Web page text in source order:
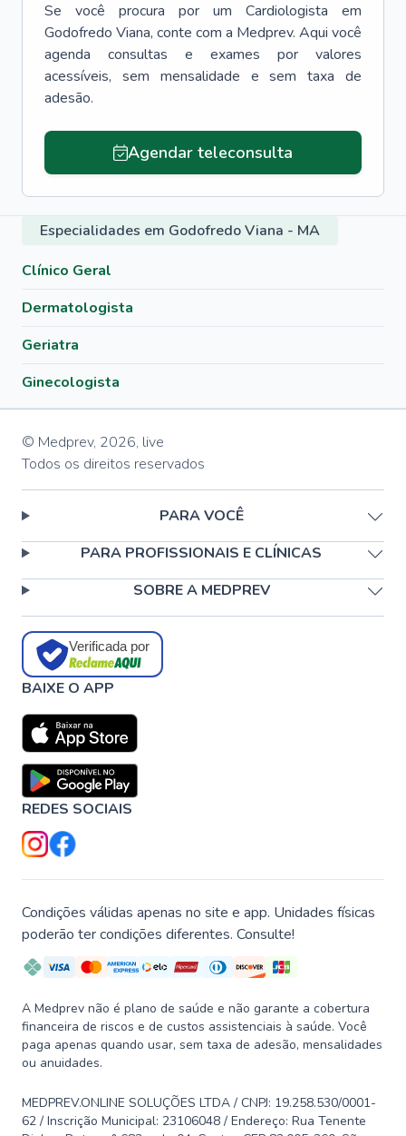
Se você procura por um Cardiologista
em
Godofredo Viana, conte com a Medprev. Aqui você
agenda consultas e exames por valores
acessíveis, sem mensalidade e sem taxa de
adesão.
Agendar teleconsulta
Especialidades em Godofredo Viana - MA
Clínico Geral
Dermatologista
Geriatra
Ginecologista
© Medprev, 2026, live
Todos os direitos reservados
PARA VOCÊ
PARA PROFISSIONAIS E CLÍNICAS
SOBRE A MEDPREV
Verificada por
BAIXE O APP
REDES SOCIAIS
Condições válidas apenas no site e app. Unidades físicas
poderão ter condições diferentes. Consulte!
A Medprev não é plano de saúde e não garante a cobertura
financeira de riscos e de custos assistenciais à saúde. Você
paga apenas quando usar, sem taxa de adesão, mensalidades
ou anuidades.
MEDPREV.ONLINE SOLUÇÕES LTDA / CNPJ: 19.258.530/0001-
62 / Inscrição Municipal: 23106048 / Endereço: Rua Tenente